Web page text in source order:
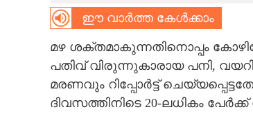
CARTOONS ഈ വാർത്ത കേൾക്കാം
മഴ ശക്തമാകുന്നതിനൊപ്പം
പതിവ് വിരുന്നുകാരായ പനി,
മരണവും റിപ്പോർട്ട്
ദിവസത്തിനിടെ 20-ലധികം